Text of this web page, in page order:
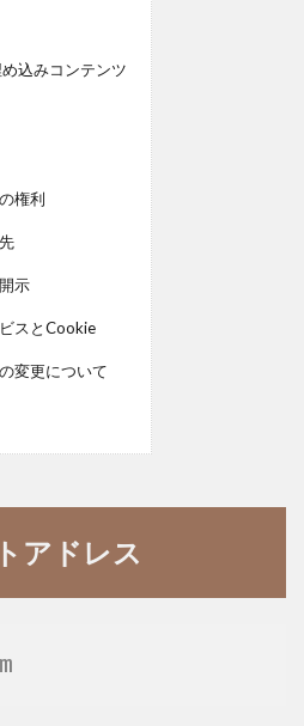
込みコンテンツ
権利
示
スとCookie
変更について
アドレス